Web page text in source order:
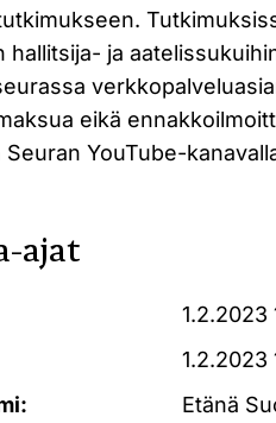
hallitsija- ja
eikä
YouTube-
ajat
1.2.2023
1.2.2023
Etänä